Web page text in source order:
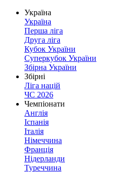
Україна
Україна
Перша ліга
Друга ліга
Кубок України
Суперкубок України
Збірна України
Збірні
Ліга націй
ЧС 2026
Чемпіонати
Англія
Іспанія
Італія
Німеччина
Франція
Нідерланди
Туреччина